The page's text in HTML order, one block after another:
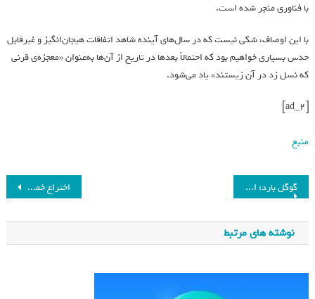
با فناوری منجر شده است.
با این اوصاف، شکی نیست که در سال‌های آینده شاهد اتفاقات هیجان‌انگیز و غیرقابل
حدس بسیاری خواهیم بود که احتمالاً بعدها در تاریخ از آن‌ها به‌عنوان «معجزه‌‌ی قرنی
که نسل زد در آن زیستند» یاد می‌شود.
منبع
اختراع خمیردندانی که آلرژی به بادام زمینی را درمان می کند گوگل بارد: از هوش مصنوعی «گراک» ایلان ماسک می‌ترسم
نوشته های مرتبط